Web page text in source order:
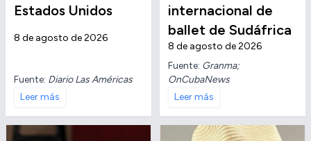
Estados Unidos
8 de agosto de 2026
Fuente: Diario Las Américas
Leer más
internacional de
ballet de Sudáfrica
8 de agosto de 2026
Fuente: Granma;
OnCubaNews
Leer más